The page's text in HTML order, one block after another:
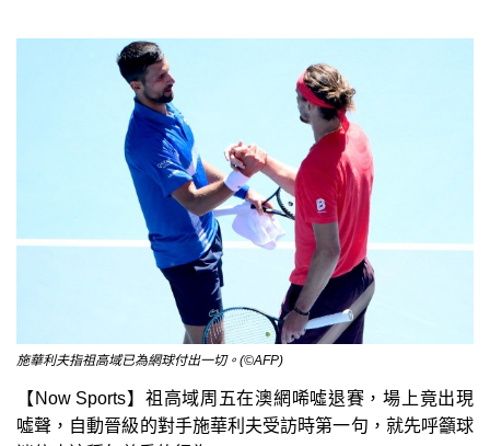
施華利夫指祖高域已為網球付出一切。(©AFP)
【Now Sports】祖高域周五在澳網唏噓退賽，場上竟出現
噓聲，自動晉級的對手施華利夫受訪時第一句，就先呼籲球